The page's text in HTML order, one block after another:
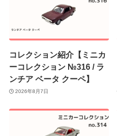
コレクション紹介【ミニカ
ーコレクション №316 / ラ
ンチア ベータ クーペ】
2026年8月7日